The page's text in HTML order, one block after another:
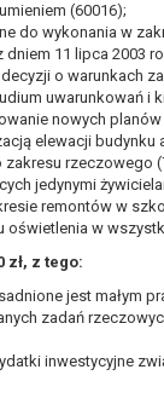
(60016);
do wykonania w
dniem 11 lipca 2003
o warunkach
uwarunkowań i
nowych
elewacji
zakresu rzeczowego
jedynymi
remontów w
oświetlenia w
zł, z tego:
jest małym
zadań
inwestycyjne